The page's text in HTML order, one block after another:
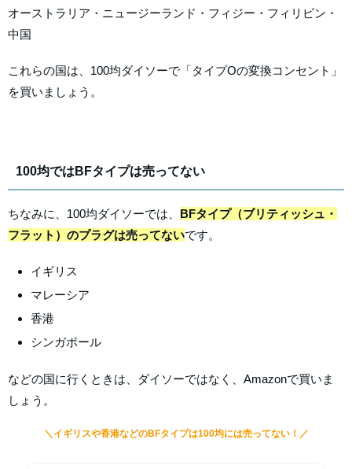
オーストラリア・ニュージーランド・フィジー・フィリピン・
中国
これらの国は、100均ダイソーで「タイプOの変換コンセント」
を買いましょう。
100均ではBFタイプは売ってない
ちなみに、100均ダイソーでは、 BFタイプ（ブリティッシュ・
フラット）のプラグは売ってないです。
イギリス
マレーシア
香港
シンガポール
などの国に行くときは、ダイソーではなく、Amazonで買いま
しょう。
＼イギリスや香港などのBFタイプは100均には売ってない！／